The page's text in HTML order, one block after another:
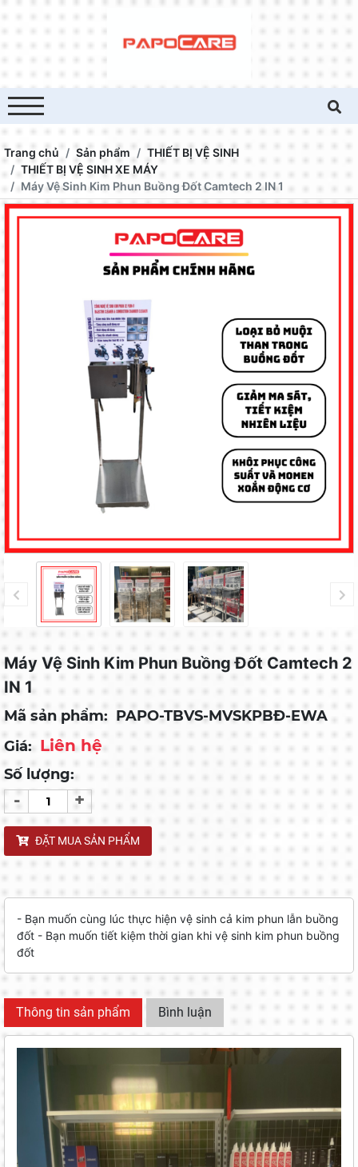
Trang chủ Sản phẩm
THIẾT BỊ VỆ SINH
THIẾT BỊ VỆ SINH XE MÁY
Máy Vệ Sinh Kim Phun Buồng Đốt Camtech 2 IN 1
Máy Vệ Sinh Kim Phun Buồng Đốt Camtech 2
IN 1
Mã sản phẩm: PAPO-TBVS-MVSKPBĐ-EWA
Giá: Liên hệ
Số lượng:
- +
ĐẶT MUA SẢN PHẨM
- Bạn muốn cùng lúc thực hiện vệ sinh cả kim phun lẫn buồng
đốt - Bạn muốn tiết kiệm thời gian khi vệ sinh kim phun buồng
đốt
Thông tin sản phẩm Bình luận